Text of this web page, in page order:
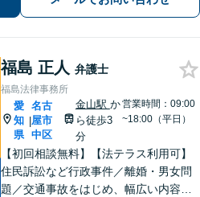
【離婚問題】他士業と連携し多角的な
福島 正人 弁護士
福島法律事務所
愛
知
県
|
名古
屋市
中区
金山駅 か
ら徒歩3
分
営業時間：09:00
~18:00（平日）
【初回相談無料】【法テラス利用可】
住民訴訟など行政事件／離婚・男女問
題／交通事故をはじめ、幅広い内容の